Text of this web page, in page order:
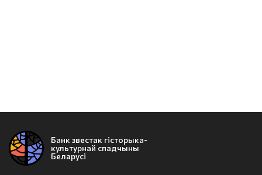
Банк звестак гісторыка-
культурнай спадчыны
Беларусі